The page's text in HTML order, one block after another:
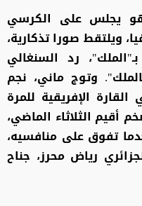
يجلس على الكرسي
ويلتقط صورا تذكارية،
رد السنغالي
وتوج ماني، نجم
الإفريقية للمرة
الثلاثاء الماضي،
تفوق على منافسيه،
رياض محرز، جناح